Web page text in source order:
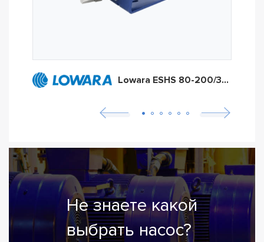
Lowara ESHS 80-200/370
Не знаете какой
выбрать насос?